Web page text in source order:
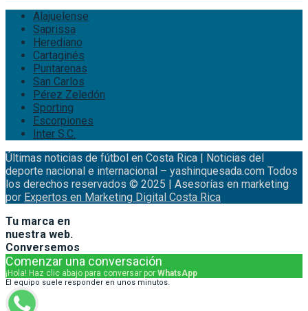
Alajuelense
Saprissa
Herediano
Cartaginés
Puntarenas
San Carlos
Pérez Zeledón
Sporting
Escorpiones
Inter S.C.
Últimas noticias de fútbol en Costa Rica | Noticias del
deporte nacional e internacional – yashinquesada.com Todos
los derechos reservados © 2025 | Asesorías en marketing
por Expertos en Marketing Digital Costa Rica
Tu marca en
nuestra web.
Conversemos
Comenzar una conversación
¡Hola! Haz clic abajo para conversar por WhatsApp
El equipo suele responder en unos minutos.